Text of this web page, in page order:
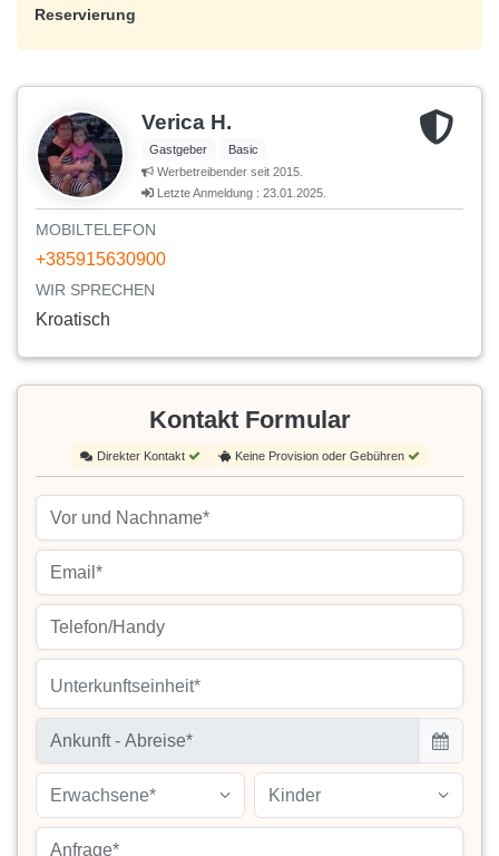
Reservierung
Verica H.
Gastgeber
Basic
Werbetreibender seit 2015.
Letzte Anmeldung : 23.01.2025.
MOBILTELEFON
+385915630900
WIR SPRECHEN
Kroatisch
Kontakt Formular
Direkter Kontakt Keine Provision oder Gebühren
Unterkunftseinheit*
Erwachsene* Kinder